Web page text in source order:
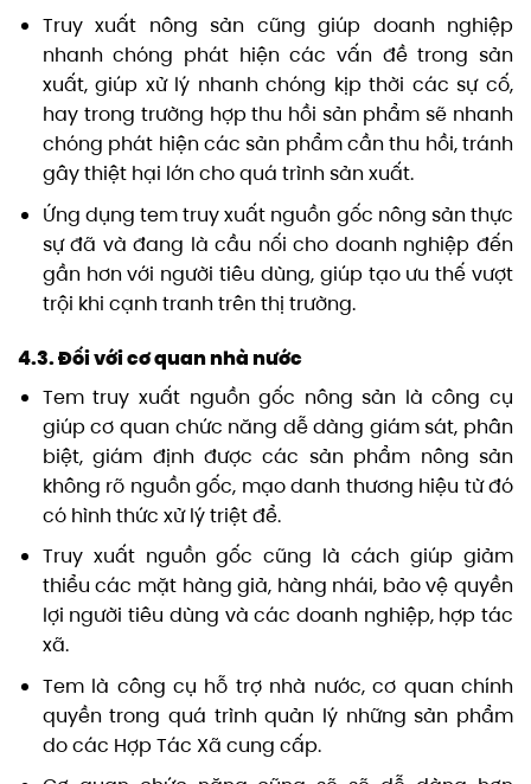
Truy xuất nông sản cũng giúp doanh nghiệp
nhanh chóng phát hiện các vấn đề trong sản
xuất, giúp xử lý nhanh chóng kịp thời các sự cố,
hay trong trường hợp thu hồi sản phẩm sẽ nhanh
chóng phát hiện các sản phẩm cần thu hồi, tránh
gây thiệt hại lớn cho quá trình sản xuất.
Ứng dụng tem truy xuất nguồn gốc nông sản thực
sự đã và đang là cầu nối cho doanh nghiệp đến
gần hơn với người tiêu dùng, giúp tạo ưu thế vượt
trội khi cạnh tranh trên thị trường.
4.3. Đối với cơ quan nhà nước
Tem truy xuất nguồn gốc nông sản là công cụ
giúp cơ quan chức năng dễ dàng giám sát, phân
biệt, giám định được các sản phẩm nông sản
không rõ nguồn gốc, mạo danh thương hiệu từ đó
có hình thức xử lý triệt để.
Truy xuất nguồn gốc cũng là cách giúp giảm
thiểu các mặt hàng giả, hàng nhái, bảo vệ quyền
lợi người tiêu dùng và các doanh nghiệp, hợp tác
xã.
Tem là công cụ hỗ trợ nhà nước, cơ quan chính
quyền trong quá trình quản lý những sản phẩm
do các Hợp Tác Xã cung cấp.